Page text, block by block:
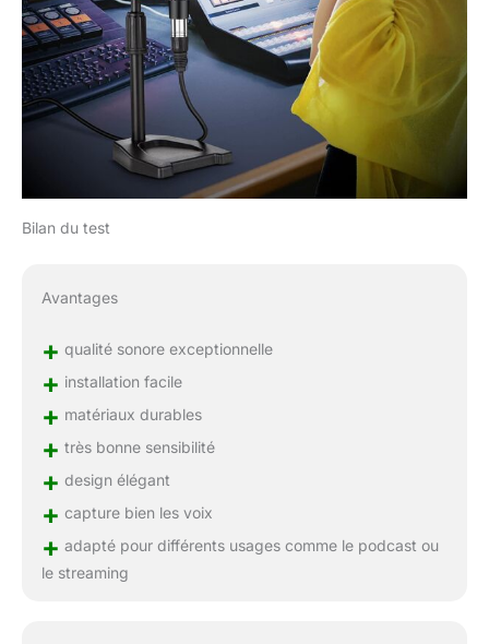
Bilan du test
Avantages
+ qualité sonore exceptionnelle
+ installation facile
+ matériaux durables
+ très bonne sensibilité
+ design élégant
+ capture bien les voix
+ adapté pour différents usages comme le podcast ou
le streaming